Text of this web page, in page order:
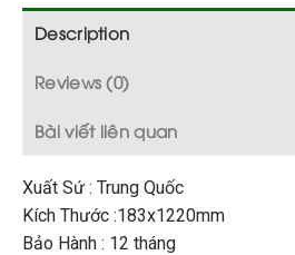
Description
Reviews (0)
Bài viết liên quan
Xuất Sứ : Trung Quốc
Kích Thước :183x1220mm
Bảo Hành : 12 tháng